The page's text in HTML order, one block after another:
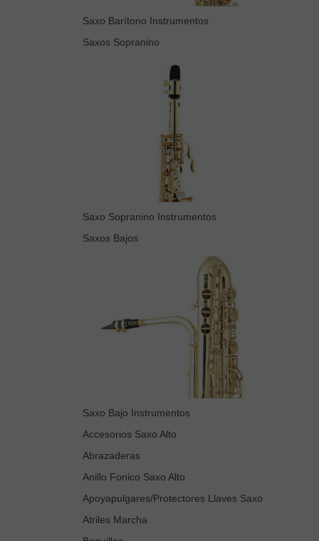
Saxo Barítono Instrumentos
Saxos Sopranino
Saxo Sopranino Instrumentos
Saxos Bajos
Saxo Bajo Instrumentos
Accesorios Saxo Alto
Abrazaderas
Anillo Fonico Saxo Alto
Apoyapulgares/Protectores Llaves Saxo
Atriles Marcha